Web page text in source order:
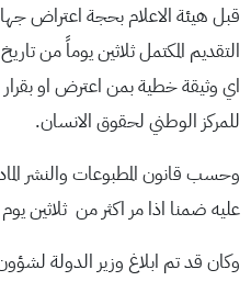
قبل هيئة الاعلام بحجة اعتراض
التقديم المكتمل ثلاثين يوماً من
اي وثيقة خطية بمن اعترض او
للمركز الوطني لحقوق الانسان.
عليه ضمنا اذا مر اكثر من ثلاثين
وكان قد تم ابلاغ وزير الدولة